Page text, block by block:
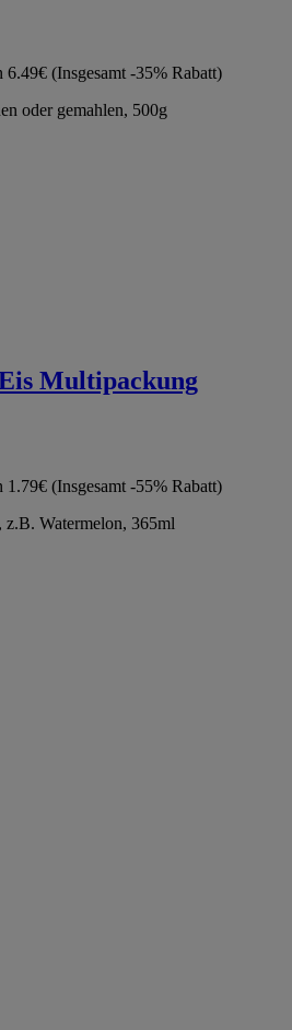
6.49€ (Insgesamt -35% Rabatt)
oder gemahlen, 500g
Multipackung
1.79€ (Insgesamt -55% Rabatt)
z.B. Watermelon, 365ml